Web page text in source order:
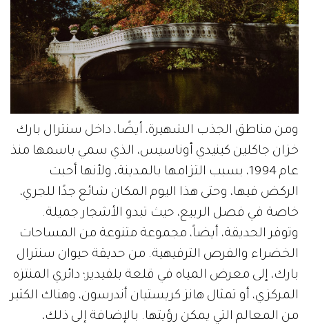
ومن مناطق الجذب الشهيرة، أيضًا، داخل سنترال بارك
خزان جاكلين كينيدي أوناسيس، الذي سمي باسمها منذ
عام 1994، بسبب التزامها بالمدينة، ولأنها أحبت
الركض فيها، وحتى هذا اليوم المكان شائع جدًا للجري،
خاصة في فصل الربيع، حيث تبدو الأشجار جميلة.
وتوفر الحديقة، أيضاً، مجموعة متنوعة من المساحات
الخضراء والفرص الترفيهية. من حديقة حيوان سنترال
بارك، إلى معرض المياه في قلعة بلفيدير؛ دائري المنتزه
المركزي، أو تمثال هانز كريستيان أندرسون، وهناك الكثير
من المعالم التي يمكن رؤيتها. بالإضافة إلى ذلك،